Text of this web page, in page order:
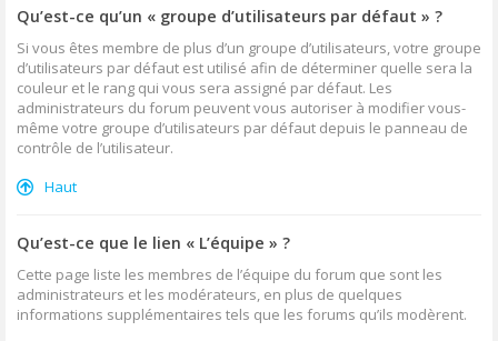
Qu’est-ce qu’un « groupe d’utilisateurs par défaut » ?
Si vous êtes membre de plus d’un groupe d’utilisateurs, votre groupe
d’utilisateurs par défaut est utilisé afin de déterminer quelle sera la
couleur et le rang qui vous sera assigné par défaut. Les
administrateurs du forum peuvent vous autoriser à modifier vous-
même votre groupe d’utilisateurs par défaut depuis le panneau de
contrôle de l’utilisateur.
Haut
Qu’est-ce que le lien « L’équipe » ?
Cette page liste les membres de l’équipe du forum que sont les
administrateurs et les modérateurs, en plus de quelques
informations supplémentaires tels que les forums qu’ils modèrent.